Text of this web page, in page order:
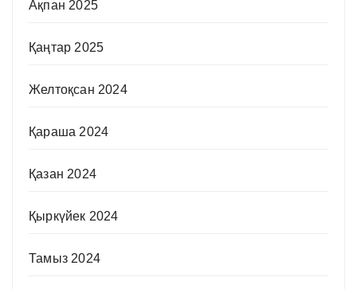
Ақпан 2025
Қаңтар 2025
Желтоқсан 2024
Қараша 2024
Қазан 2024
Қыркүйек 2024
Тамыз 2024